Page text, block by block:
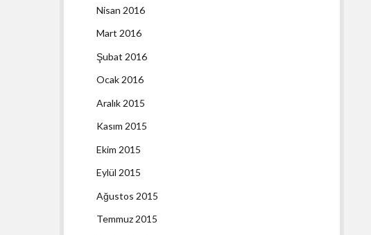
Nisan 2016
Mart 2016
Şubat 2016
Ocak 2016
Aralık 2015
Kasım 2015
Ekim 2015
Eylül 2015
Ağustos 2015
Temmuz 2015